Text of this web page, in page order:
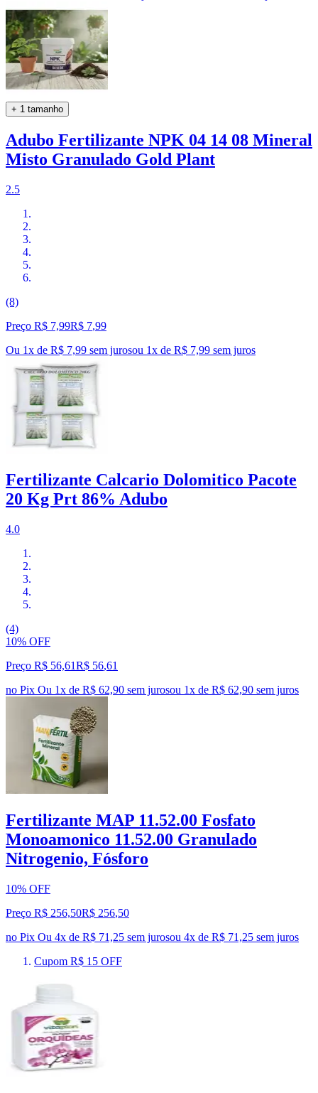
+ 1 tamanho
Adubo Fertilizante NPK 04 14 08 Mineral
Misto Granulado Gold Plant
2.5
(8)
Preço R$ 7,99R$ 7,99
Ou 1x de R$ 7,99 sem jurosou 1x de R$ 7,99 sem juros
Fertilizante Calcario Dolomitico Pacote
20 Kg Prt 86% Adubo
4.0
(4)
10% OFF
Preço R$ 56,61R$ 56,61
no Pix Ou 1x de R$ 62,90 sem jurosou 1x de R$ 62,90 sem juros
Fertilizante MAP 11.52.00 Fosfato
Monoamonico 11.52.00 Granulado
Nitrogenio, Fósforo
10% OFF
Preço R$ 256,50R$ 256,50
no Pix Ou 4x de R$ 71,25 sem jurosou 4x de R$ 71,25 sem juros
Cupom R$ 15 OFF